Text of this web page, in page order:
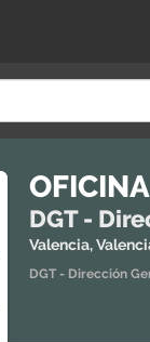
DGT -
Valencia,
DGT - Dirección